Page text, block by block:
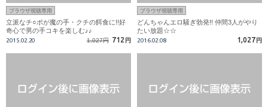
ブラウザ視聴専用
立派なチ○ポが魔の手・クチの餌食に!!好
奇心で男の手コキを楽しむ♪♪
2015.02.20 1,027円 712 円
ブラウザ視聴専用
どんちゃんエロ騒ぎ勃発!! 仲間3人がやり
たい放題☆☆
2016.02.08 1,027 円